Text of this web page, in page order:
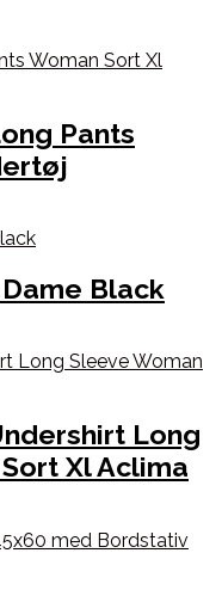
Pants
Black
Long
Xl Aclima